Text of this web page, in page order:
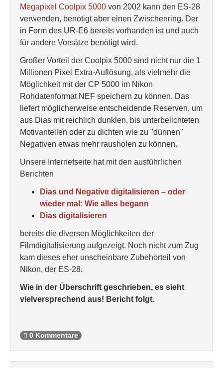
Megapixel Coolpix 5000 von 2002 kann den ES-28
verwenden, benötigt aber einen Zwischenring. Der
in Form des UR-E6 bereits vorhanden ist und auch
für andere Vorsätze benötigt wird.
Großer Vorteil der Coolpix 5000 sind nicht nur die 1
Millionen Pixel Extra-Auflösung, als vielmehr die
Möglichkeit mit der CP 5000 im Nikon
Rohdatenformat NEF speichern zu können. Das
liefert möglicherweise entscheidende Reserven, um
aus Dias mit reichlich dunklen, bis unterbelichteten
Motivanteilen oder zu dichten wie zu "dünnen"
Negativen etwas mehr rausholen zu können.
Unsere Internetseite hat mit den ausführlichen
Berichten
Dias und Negative digitalisieren – oder
wieder mal: Wie alles begann
Dias digitalisieren
bereits die diversen Möglichkeiten der
Filmdigitalisierung aufgezeigt. Noch nicht zum Zug
kam dieses eher unscheinbare Zubehörteil von
Nikon, der ES-28.
Wie in der Überschrift geschrieben, es sieht
vielversprechend aus! Bericht folgt.
0 Kommentare